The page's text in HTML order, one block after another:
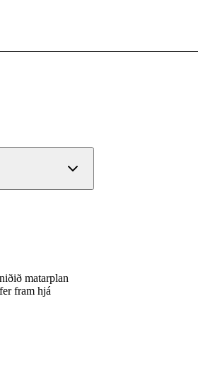
matarplan
fram hjá